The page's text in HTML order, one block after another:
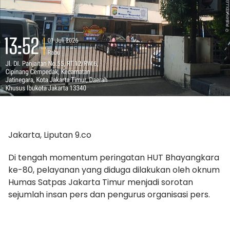
Jakarta, Liputan 9.co
Di tengah momentum peringatan HUT Bhayangkara
ke-80, pelayanan yang diduga dilakukan oleh oknum
Humas Satpas Jakarta Timur menjadi sorotan
sejumlah insan pers dan pengurus organisasi pers.